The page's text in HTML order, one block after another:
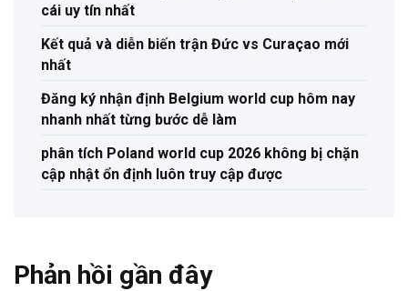
cái uy tín nhất
Kết quả và diễn biến trận Đức vs Curaçao mới
nhất
Đăng ký nhận định Belgium world cup hôm nay
nhanh nhất từng bước dễ làm
phân tích Poland world cup 2026 không bị chặn
cập nhật ổn định luôn truy cập được
Phản hồi gần đây